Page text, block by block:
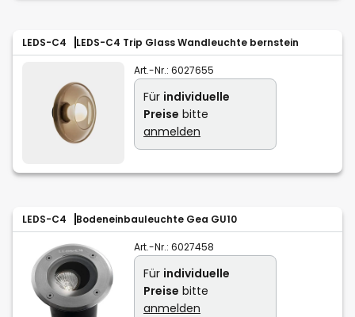
LEDS-C4 LEDS-C4 Trip Glass Wandleuchte bernstein
Art.-Nr.: 6027655
Für individuelle
Preise bitte
anmelden
LEDS-C4 Bodeneinbauleuchte Gea GU10
Art.-Nr.: 6027458
Für individuelle
Preise bitte
anmelden